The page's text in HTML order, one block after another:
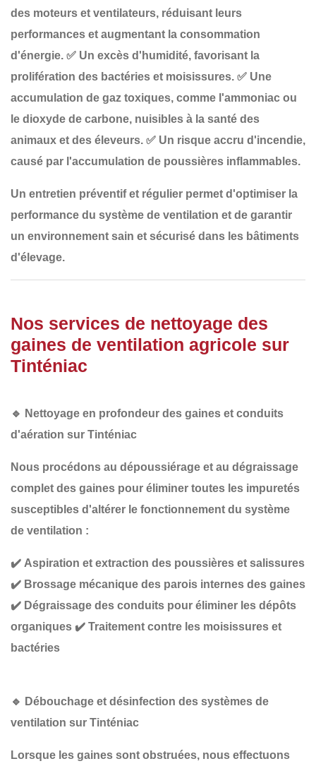
des moteurs et ventilateurs, réduisant leurs
performances et augmentant la consommation
d'énergie. ✅ Un excès d'humidité, favorisant la
prolifération des bactéries et moisissures. ✅ Une
accumulation de gaz toxiques, comme l'ammoniac ou
le dioxyde de carbone, nuisibles à la santé des
animaux et des éleveurs. ✅ Un risque accru d'incendie,
causé par l'accumulation de poussières inflammables.
Un entretien préventif et régulier permet d'optimiser la
performance du système de ventilation et de garantir
un environnement sain et sécurisé dans les bâtiments
d'élevage.
Nos services de nettoyage des
gaines de ventilation agricole sur
Tinténiac
🔹 Nettoyage en profondeur des gaines et conduits
d'aération sur Tinténiac
Nous procédons au dépoussiérage et au dégraissage
complet des gaines pour éliminer toutes les impuretés
susceptibles d'altérer le fonctionnement du système
de ventilation :
✔️ Aspiration et extraction des poussières et salissures
✔️ Brossage mécanique des parois internes des gaines
✔️ Dégraissage des conduits pour éliminer les dépôts
organiques ✔️ Traitement contre les moisissures et
bactéries
🔹 Débouchage et désinfection des systèmes de
ventilation sur Tinténiac
Lorsque les gaines sont obstruées, nous effectuons